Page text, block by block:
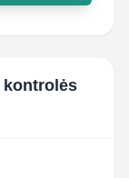
kontrolės